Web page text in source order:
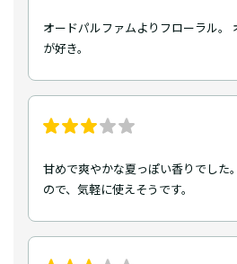
オードパルファムよりフローラル。
が好き。
甘めで爽やかな夏っぽい香りでした
ので、気軽に使えそうです。